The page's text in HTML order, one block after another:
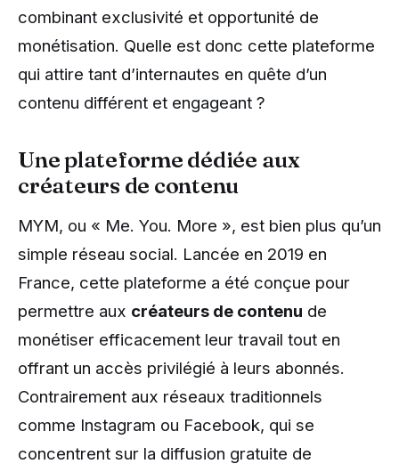
combinant exclusivité et opportunité de
monétisation. Quelle est donc cette plateforme
qui attire tant d’internautes en quête d’un
contenu différent et engageant ?
Une plateforme dédiée aux
créateurs de contenu
MYM, ou « Me. You. More », est bien plus qu’un
simple réseau social. Lancée en 2019 en
France, cette plateforme a été conçue pour
permettre aux créateurs de contenu de
monétiser efficacement leur travail tout en
offrant un accès privilégié à leurs abonnés.
Contrairement aux réseaux traditionnels
comme Instagram ou Facebook, qui se
concentrent sur la diffusion gratuite de